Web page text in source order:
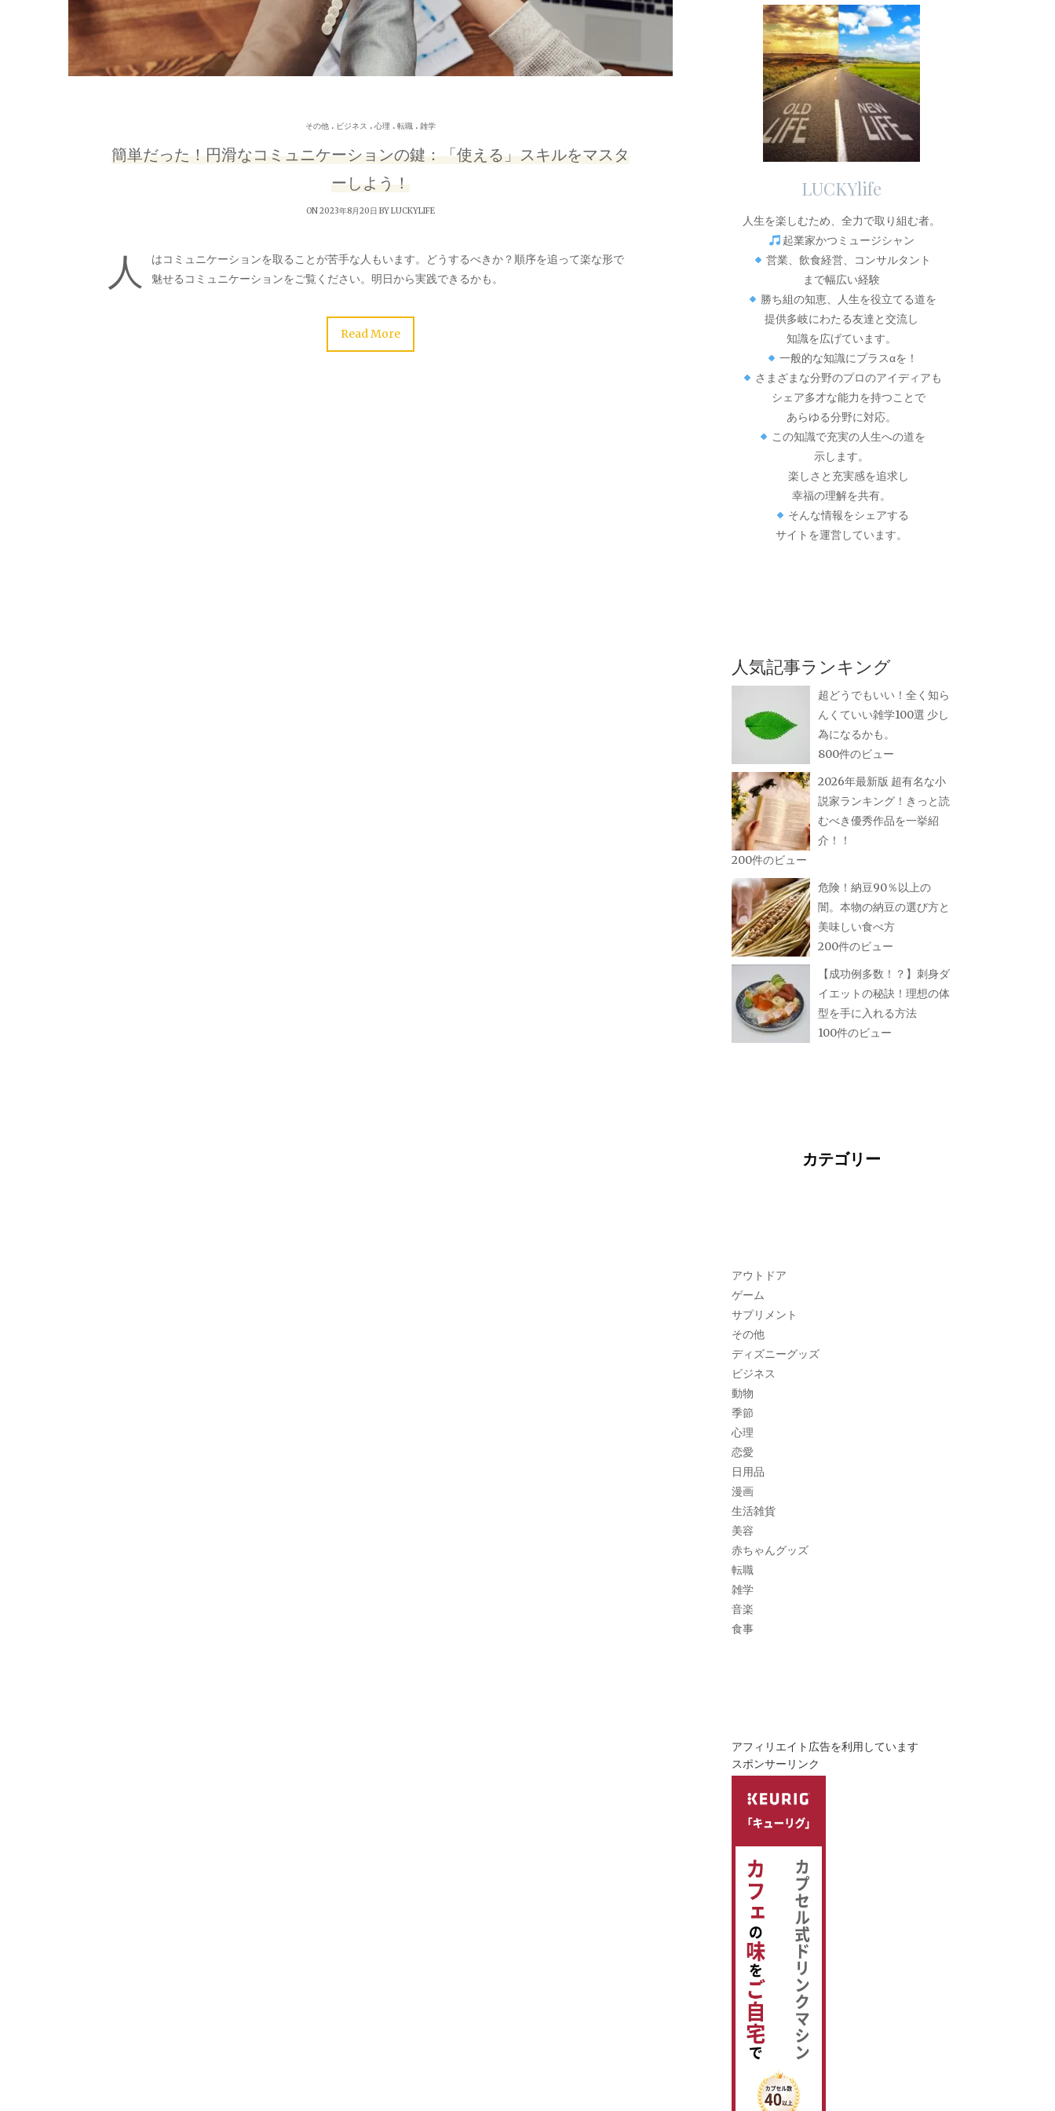
その他 . ビジネス . 心理 . 転職 . 雑学
簡単だった！円滑なコミュニケーションの鍵：「使える」スキルをマスタ
ーしよう！
ON 2023年8月20日 BYLUCKYLIFE
人
はコミュニケーションを取ることが苦手な人もいます。どうするべきか？順序を追って楽な形で
魅せるコミュニケーションをご覧ください。明日から実践できるかも。
Read More
LUCKYlife
人生を楽しむため、全力で取り組む者。
起業家かつミュージシャン
営業、飲食経営、コンサルタント
まで幅広い経験
勝ち組の知恵、人生を役立てる道を
提供多岐にわたる友達と交流し
知識を広げています。
一般的な知識にプラスαを！
さまざまな分野のプロのアイディアも
シェア多才な能力を持つことで
あらゆる分野に対応。
この知識で充実の人生への道を
示します。
楽しさと充実感を追求し
幸福の理解を共有。
そんな情報をシェアする
サイトを運営しています。
人気記事ランキング
超どうでもいい！全く知ら
んくていい雑学100選 少し
為になるかも。
800件のビュー
2026年最新版 超有名な小
説家ランキング！きっと読
むべき優秀作品を一挙紹
介！！
200件のビュー
危険！納豆90％以上の
闇。本物の納豆の選び方と
美味しい食べ方
200件のビュー
【成功例多数！？】刺身ダ
イエットの秘訣！理想の体
型を手に入れる方法
100件のビュー
カテゴリー
アウトドア
ゲーム
サプリメント
その他
ディズニーグッズ
ビジネス
動物
季節
心理
恋愛
日用品
漫画
生活雑貨
美容
赤ちゃんグッズ
転職
雑学
音楽
食事
アフィリエイト広告を利用しています
スポンサーリンク